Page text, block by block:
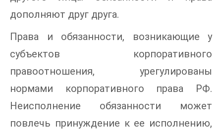
дополняют друг друга.
Права и обязанности, возникающие у
субъектов корпоративного
правоотношения, урегулированы
нормами корпоративного права РФ.
Неисполнение обязанности может
повлечь принуждение к ее исполнению,